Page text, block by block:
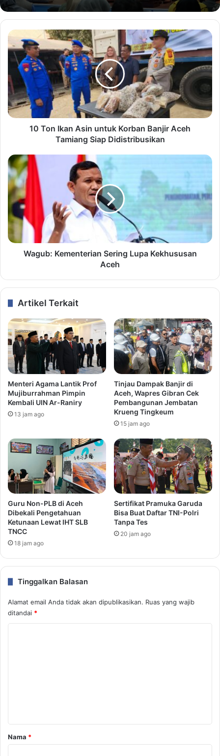
10 Ton Ikan Asin untuk Korban Banjir Aceh
Tamiang Siap Didistribusikan
Wagub: Kementerian Sering Lupa Kekhususan
Aceh
Artikel Terkait
Menteri Agama Lantik Prof
Mujiburrahman Pimpin
Kembali UIN Ar-Raniry
13 jam ago
Tinjau Dampak Banjir di
Aceh, Wapres Gibran Cek
Pembangunan Jembatan
Krueng Tingkeum
15 jam ago
Guru Non-PLB di Aceh
Dibekali Pengetahuan
Ketunaan Lewat IHT SLB
TNCC
18 jam ago
Sertifikat Pramuka Garuda
Bisa Buat Daftar TNI-Polri
Tanpa Tes
20 jam ago
Tinggalkan Balasan
Alamat email Anda tidak akan dipublikasikan. Ruas yang wajib
ditandai *
r
Nama *